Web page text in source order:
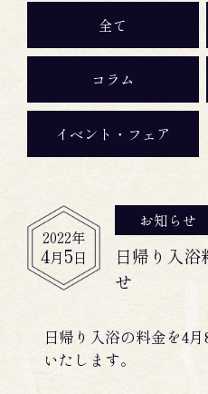
全て
コラム
イベント・フェア
2022年
4月5日
お知らせ
日帰り入
せ
日帰り入浴の料金を4
いたします。